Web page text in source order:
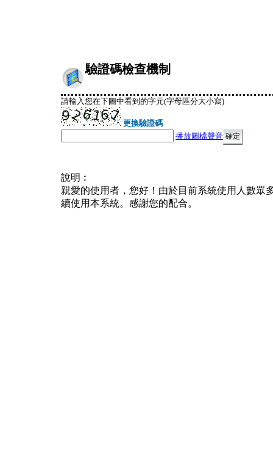
驗證碼檢查機制
請輸入您在下圖中看到的字元(字母區分大小寫)
更換驗證碼
播放圖檔聲音
說明︰
親愛的使用者，您好！由於目前系統使用人數眾
續使用本系統。感謝您的配合。